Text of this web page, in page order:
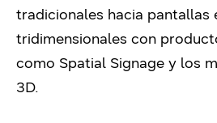
tradicionales hacia pantallas
tridimensionales con
como Spatial Signage y los
3D.